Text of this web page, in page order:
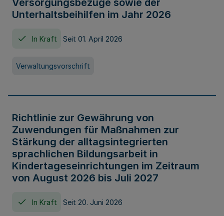
Versorgungsbezüge sowie der
Unterhaltsbeihilfen im Jahr 2026
In Kraft Seit 01. April 2026
Verwaltungsvorschrift
Richtlinie zur Gewährung von
Zuwendungen für Maßnahmen zur
Stärkung der alltagsintegrierten
sprachlichen Bildungsarbeit in
Kindertageseinrichtungen im Zeitraum
von August 2026 bis Juli 2027
In Kraft Seit 20. Juni 2026